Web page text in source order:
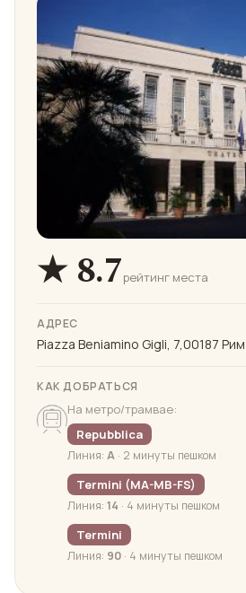
★ 8.7рейтинг места
АДРЕС
Piazza Beniamino Gigli, 7,00187
КАК ДОБРАТЬСЯ
На метро/трамвае:
Repubblica
Линия: А · 2 минуты пешком
Termini (MA-MB-FS)
Линия: 14 · 4 минуты пешком
Termini
Линия: 90 · 4 минуты пешком